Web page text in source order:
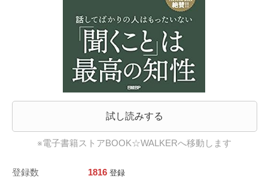
試し読みする
※電子書籍ストアBOOK☆WALKERへ移動します
登録数 1816 登録